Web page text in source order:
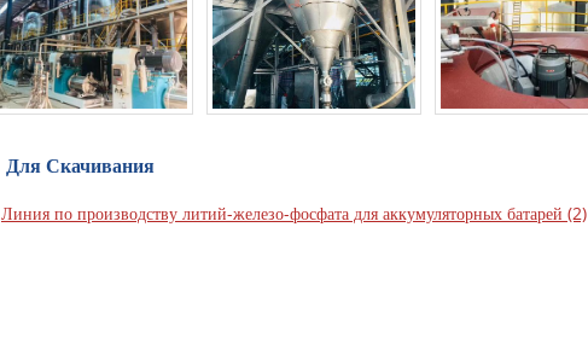
Для Скачивания
Линия по производству литий-железо-фосфата для аккумуляторных батарей (2)